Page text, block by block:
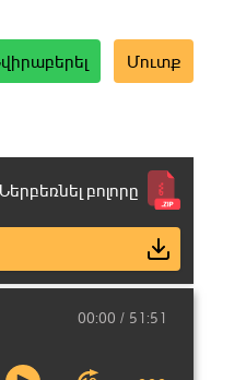
Մուտք
բոլորը
00:00 51:51